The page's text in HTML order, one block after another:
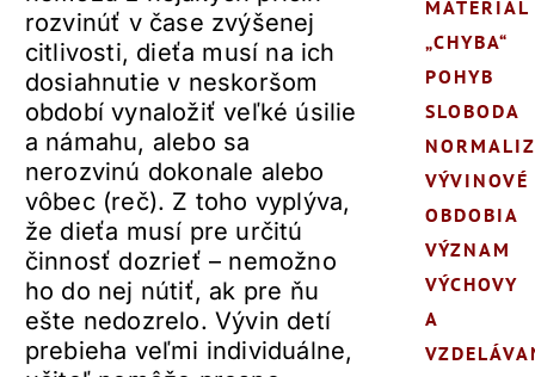
rozvinúť v čase zvýšenej
citlivosti, dieťa musí na ich
dosiahnutie v neskoršom
období vynaložiť veľké úsilie
a námahu, alebo sa
nerozvinú dokonale alebo
vôbec (reč). Z toho vyplýva,
že dieťa musí pre určitú
činnosť dozrieť – nemožno
ho do nej nútiť, ak pre ňu
ešte nedozrelo. Vývin detí
prebieha veľmi individuálne,
MATERIÁL
„CHYBA“
POHYB
SLOBODA
VÝVINOVÉ
OBDOBIA
VÝZNAM
VÝCHOVY
A